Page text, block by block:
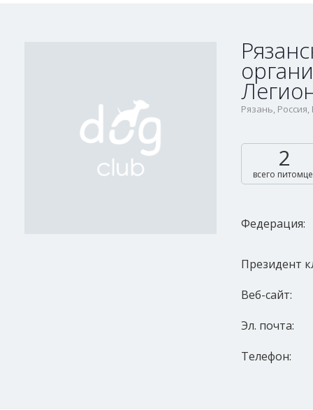
Рязань,
2
всего
Федерация:
Президент
Веб-сайт:
Эл. почта:
Телефон: